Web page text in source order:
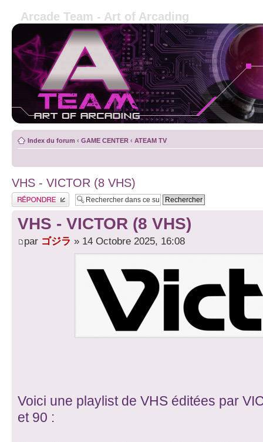
Arcade Team - Art of Arcading
Index du forum ‹ GAME CENTER ‹ ATEAM TV
VHS - VICTOR (8 VHS)
Publier une réponse
VHS - VICTOR (8 VHS)
par ゴジラ » 14 Octobre 2025, 16:08
Voici une playlist de VHS éditées par
et 90 :